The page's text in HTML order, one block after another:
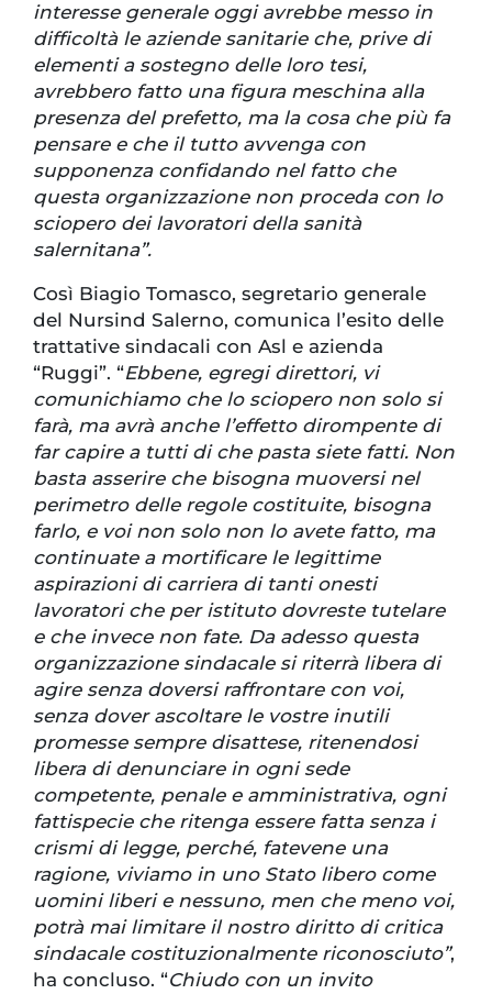
interesse generale oggi avrebbe messo in
difficoltà le aziende sanitarie che, prive di
elementi a sostegno delle loro tesi,
avrebbero fatto una figura meschina alla
presenza del prefetto, ma la cosa che più fa
pensare e che il tutto avvenga con
supponenza confidando nel fatto che
questa organizzazione non proceda con lo
sciopero dei lavoratori della sanità
salernitana”.
Così Biagio Tomasco, segretario generale
del Nursind Salerno, comunica l’esito delle
trattative sindacali con Asl e azienda
“Ruggi”. “Ebbene, egregi direttori, vi
comunichiamo che lo sciopero non solo si
farà, ma avrà anche l’effetto dirompente di
far capire a tutti di che pasta siete fatti. Non
basta asserire che bisogna muoversi nel
perimetro delle regole costituite, bisogna
farlo, e voi non solo non lo avete fatto, ma
continuate a mortificare le legittime
aspirazioni di carriera di tanti onesti
lavoratori che per istituto dovreste tutelare
e che invece non fate. Da adesso questa
organizzazione sindacale si riterrà libera di
agire senza doversi raffrontare con voi,
senza dover ascoltare le vostre inutili
promesse sempre disattese, ritenendosi
libera di denunciare in ogni sede
competente, penale e amministrativa, ogni
fattispecie che ritenga essere fatta senza i
crismi di legge, perché, fatevene una
ragione, viviamo in uno Stato libero come
uomini liberi e nessuno, men che meno voi,
potrà mai limitare il nostro diritto di critica
sindacale costituzionalmente riconosciuto”,
ha concluso. “Chiudo con un invito